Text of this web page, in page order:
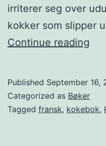
irriterer seg over
kokker som slipper
Continue reading
o
u
Published September 16,
Categorized as Bøker
Tagged fransk, kokebok,